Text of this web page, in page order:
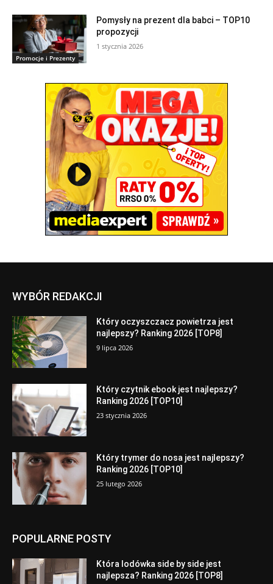
Promocje i Prezenty
Pomysły na prezent dla babci – TOP10
propozycji
1 stycznia 2026
WYBÓR REDAKCJI
Który oczyszczacz powietrza jest
najlepszy? Ranking 2026 [TOP8]
9 lipca 2026
Który czytnik ebook jest najlepszy?
Ranking 2026 [TOP10]
23 stycznia 2026
Który trymer do nosa jest najlepszy?
Ranking 2026 [TOP10]
25 lutego 2026
POPULARNE POSTY
Która lodówka side by side jest
najlepsza? Ranking 2026 [TOP8]